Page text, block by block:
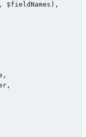
$fieldNames),